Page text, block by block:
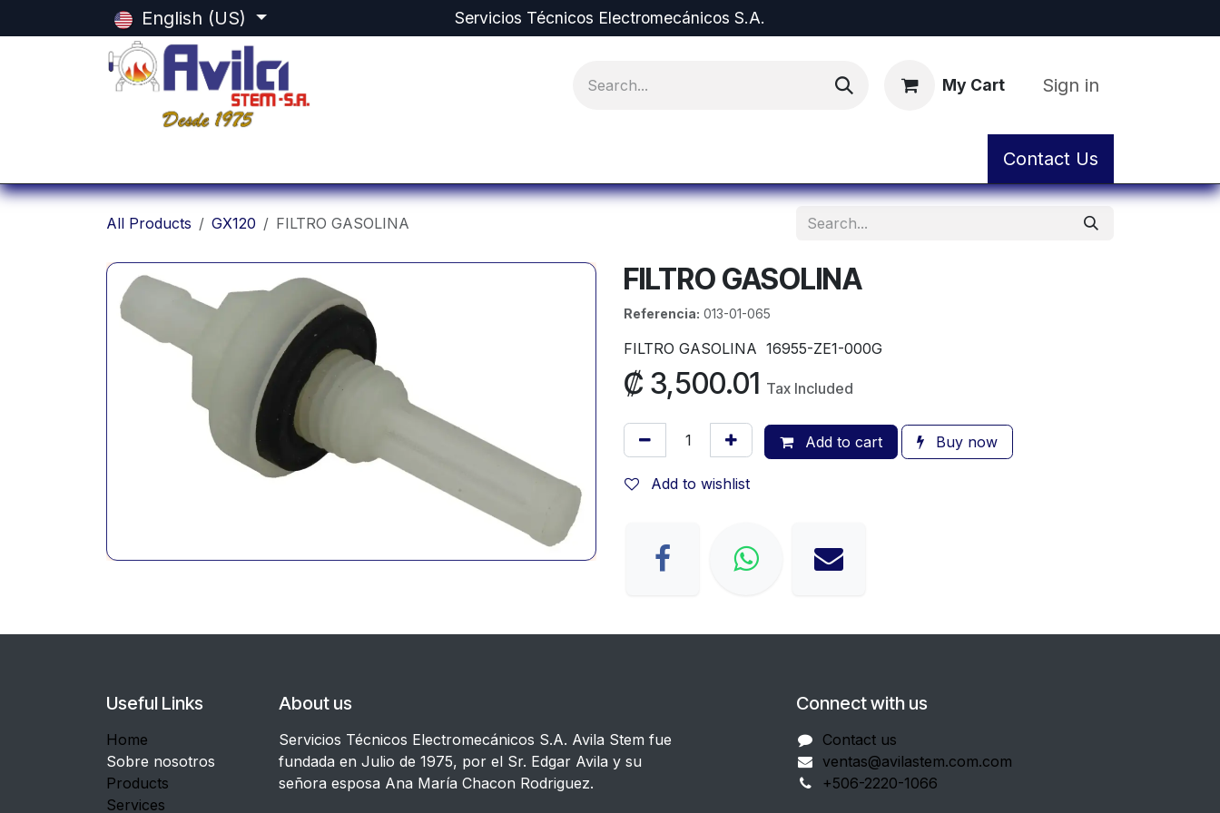
English (US) Servicios Técnicos Electromecánicos S.A.
My Cart Sign in
Workshop and Maintenance Service
Contact Us
All Products GX120 FILTRO GASOLINA
FILTRO GASOLINA
Referencia: 013-01-065
FILTRO GASOLINA 16955-ZE1-000G
₡ 3,500.01 Tax Included
Add to cart Buy now
Add to wishlist
Useful Links
Home
Sobre nosotros
Products
Services
About us
Servicios Técnicos Electromecánicos S.A. Avila Stem fue
fundada en Julio de 1975, por el Sr. Edgar Avila y su
señora esposa Ana María Chacon Rodriguez.
Connect with us
Contact us
ventas@avilastem.com.com
+506-2220-1066